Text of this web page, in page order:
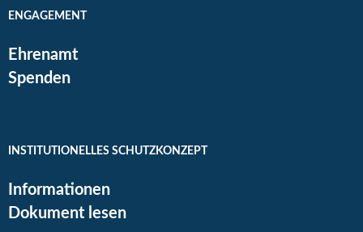
ENGAGEMENT
Ehrenamt
Spenden
INSTITUTIONELLES SCHUTZKONZEPT
Informationen
Dokument lesen